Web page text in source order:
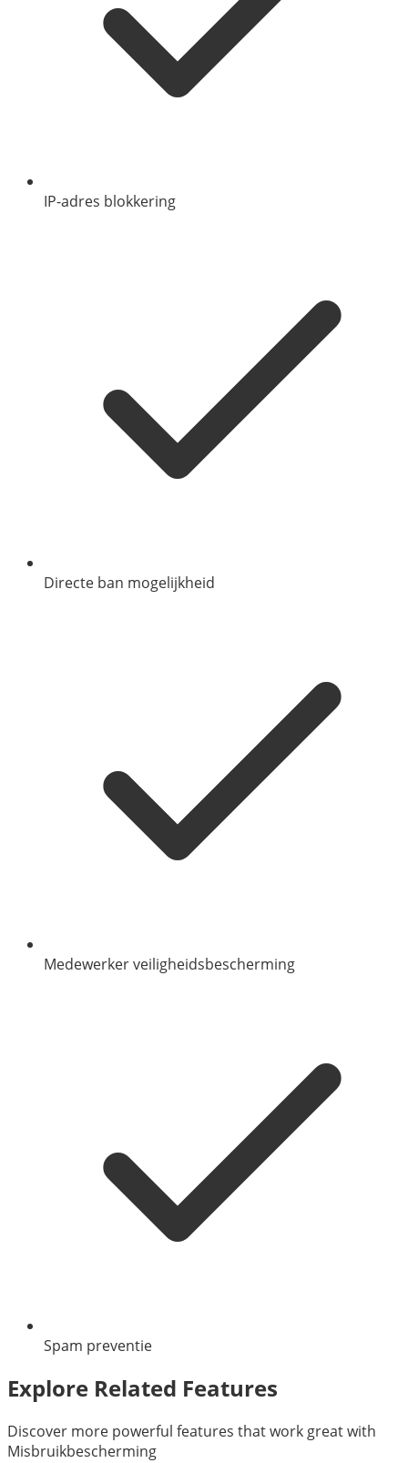
IP-adres blokkering
Directe ban mogelijkheid
Medewerker veiligheidsbescherming
Spam preventie
Explore Related Features
Discover more powerful features that work great with
Misbruikbescherming